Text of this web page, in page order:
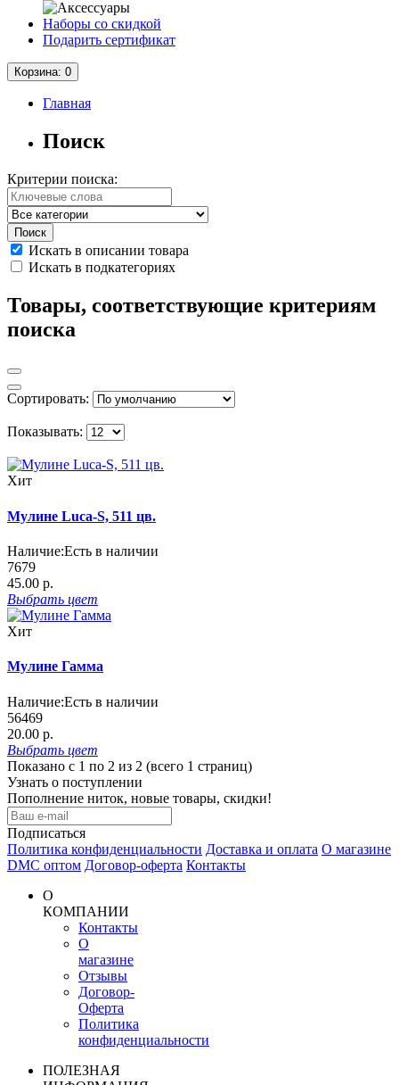
Наборы со скидкой
Подарить сертификат
Корзина: 0
Главная
Поиск
Критерии поиска:
Искать в описании товара
Искать в подкатегориях
Товары, соответствующие критериям
поиска
Сортировать:
Показывать:
Хит
Мулине Luca-S, 511 цв.
Наличие:Есть в наличии
7679
45.00 р.
Выбрать цвет
Хит
Мулине Гамма
Наличие:Есть в наличии
56469
20.00 р.
Выбрать цвет
Показано с 1 по 2 из 2 (всего 1 страниц)
Узнать о поступлении
Пополнение ниток, новые товары, скидки!
Подписаться
Политика конфиденциальности Доставка и оплата О магазине
DMC оптом Договор-оферта Контакты
О
КОМПАНИИ
Контакты
О
магазине
Отзывы
Договор-
Оферта
Политика
конфиденциальности
ПОЛЕЗНАЯ